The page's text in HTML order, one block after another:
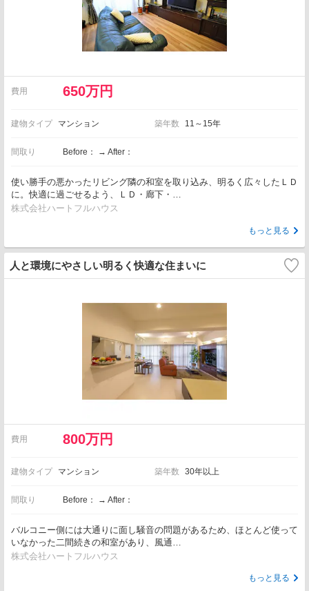
費用 650万円
建物タイプ マンション 築年数 11～15年
間取り Before： → After：
使い勝手の悪かったリビング隣の和室を取り込み、明るく広々したＬＤ
に。快適に過ごせるよう、ＬＤ・廊下・…
株式会社ハートフルハウス
もっと見る
人と環境にやさしい明るく快適な住まいに
費用 800万円
建物タイプ マンション 築年数 30年以上
間取り Before： → After：
バルコニー側には大通りに面し騒音の問題があるため、ほとんど使って
いなかった二間続きの和室があり、風通…
株式会社ハートフルハウス
もっと見る